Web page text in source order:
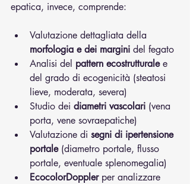
epatica, invece, comprende:
Valutazione dettagliata della
morfologia e dei margini del fegato
Analisi del pattern ecostrutturale e
del grado di ecogenicità (steatosi
lieve, moderata, severa)
Studio dei diametri vascolari (vena
porta, vene sovraepatiche)
Valutazione di segni di ipertensione
portale (diametro portale, flusso
portale, eventuale splenomegalia)
EcocolorDoppler per analizzare